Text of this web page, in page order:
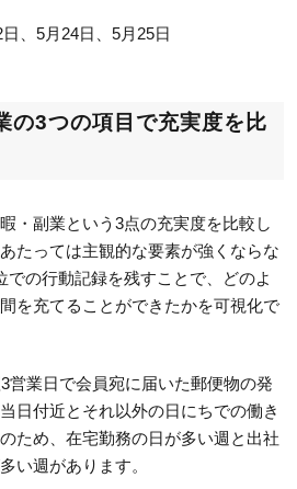
、5月24日、5月25日
の3つの項目で充実度を比
・副業という3点の充実度を比較し
たっては主観的な要素が強くならな
での行動記録を残すことで、どのよ
を充てることができたかを可視化で
営業日で会員宛に届いた郵便物の発
日付近とそれ以外の日にちでの働き
ため、在宅勤務の日が多い週と出社
い週があります。